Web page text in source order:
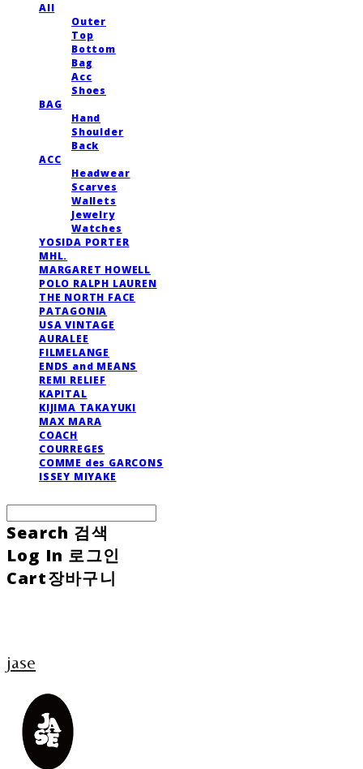
All
Outer
Top
Bottom
Bag
Acc
Shoes
BAG
Hand
Shoulder
Back
ACC
Headwear
Scarves
Wallets
Jewelry
Watches
YOSIDA PORTER
MHL.
MARGARET HOWELL
POLO RALPH LAUREN
THE NORTH FACE
PATAGONIA
USA VINTAGE
AURALEE
FILMELANGE
ENDS and MEANS
REMI RELIEF
KAPITAL
KIJIMA TAKAYUKI
MAX MARA
COACH
COURREGES
COMME des GARCONS
ISSEY MIYAKE
Search 검색
Log In 로그인
Cart장바구니
jase